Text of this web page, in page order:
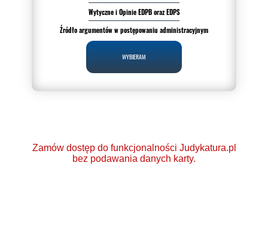
Wytyczne i Opinie EDPB oraz EDPS
Źródło argumentów w postępowaniu administracyjnym
WYBIERAM
Zamów dostęp do funkcjonalności Judykatura.pl
bez podawania danych karty.